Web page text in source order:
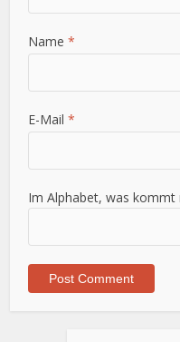
Name*
E-Mail*
Im Alphabet, was kommt